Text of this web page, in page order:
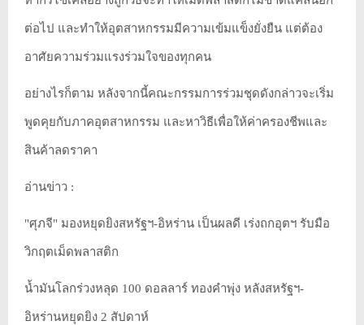
ต่อไป และทำให้อุตสาหกรรมมีความเข้มแข็งยั่งยืน แต่ต้อง
อาศัยความร่วมแรงร่วมใจของทุกคน
อย่างไรก็ตาม หลังจากนี้คณะกรรมการร่วมชุดดังกล่าวจะเริ่ม
พูดคุยกับภาคอุตสาหกรรม และหาวิธีเพื่อให้ค่าครองชีพและ
สินค้าลดราคา
อ่านข่าว :
"ศุภจี" มองหยุดยิงสหรัฐฯ-อิหร่าน ​เป็นผลดี เร่งถกอุตฯ รับมือ
วิกฤตเม็ดพลาสติก
น้ำมันโลกร่วงหลุด 100 ดอลลาร์ ทองคำพุ่ง หลังสหรัฐฯ-
อิหร่านหยุดยิง 2 สัปดาห์